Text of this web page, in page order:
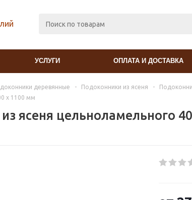
УСЛУГИ ОПЛАТА И ДОСТАВКА
деревянные - Подоконники из ясеня -
х 1100 мм
ясеня цельноламельного